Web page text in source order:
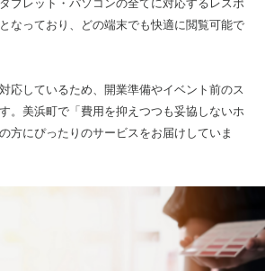
ブレット・パソコンの全てに対応するレスポ
なっており、どの端末でも快適に閲覧可能で
応しているため、開業準備やイベント前のス
。美浜町で「費用を抑えつつも妥協しないホ
方にぴったりのサービスをお届けしていま